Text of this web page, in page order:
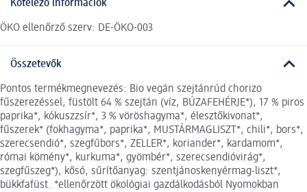
Kötelező információk
ÖKO ellenőrző szerv: DE-ÖKO-003
Összetevők
Pontos termékmegnevezés: Bio vegán szejtánrúd chorizo
fűszerezéssel, füstölt 64 % szejtán (víz, BÚZAFEHÉRJE*), 17 % piros
paprika*, kókuszzsír*, 3 % vöröshagyma*, élesztőkivonat*,
fűszerek* (fokhagyma*, paprika*, MUSTÁRMAGLISZT*, chili*, bors*,
szerecsendió*, szegfűbors*, ZELLER*, koriander*, kardamom*,
római kömény*, kurkuma*, gyömbér*, szerecsendióvirág*,
szegfűszeg*), kősó, sűrítőanyag: szentjánoskenyérmag-liszt*,
bükkfafüst. *ellenőrzött ökológiai gazdálkodásból Nyomokban